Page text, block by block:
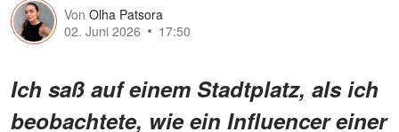
Von Olha Patsora
02. Juni 2026
17:50
Ich saß auf einem Stadtplatz, als ich
beobachtete, wie ein Influencer einer